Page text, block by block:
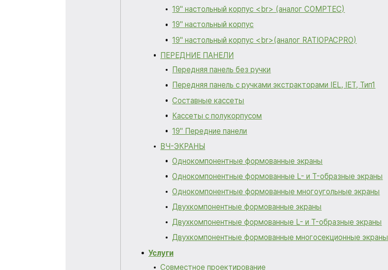
19" настольный корпус <br> (аналог COMPTEC)
19" настольный корпус
19" настольный корпус <br>(аналог RATIOPACPRO)
ПЕРЕДНИЕ ПАНЕЛИ
Передняя панель без ручки
Передняя панель с ручками экстракторами IEL, IET, Тип1
Составные кассеты
Кассеты с полукорпусом
19" Передние панели
ВЧ-ЭКРАНЫ
Однокомпонентные формованные экраны
Однокомпонентные формованные L- и T-образные экраны
Однокомпонентные формованные многоугольные экраны
Двухкомпонентные формованные экраны
Двухкомпонентные формованные L- и T-образные экраны
Двухкомпонентные формованные многосекционные экраны
Услуги
Совместное проектирование